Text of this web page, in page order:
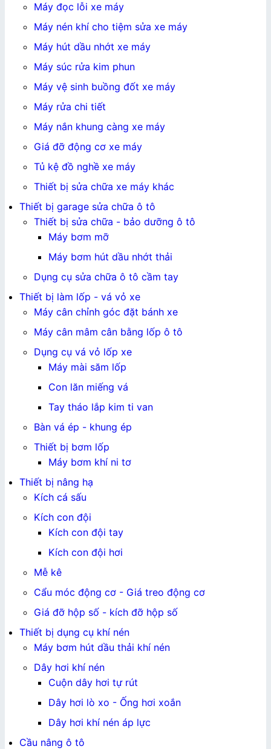
Máy đọc lỗi xe máy
Máy nén khí cho tiệm sửa xe máy
Máy hút dầu nhớt xe máy
Máy súc rửa kim phun
Máy vệ sinh buồng đốt xe máy
Máy rửa chi tiết
Máy nắn khung càng xe máy
Giá đỡ động cơ xe máy
Tủ kệ đồ nghề xe máy
Thiết bị sửa chữa xe máy khác
Thiết bị garage sửa chữa ô tô
Thiết bị sửa chữa - bảo dưỡng ô tô
Máy bơm mỡ
Máy bơm hút dầu nhớt thải
Dụng cụ sửa chữa ô tô cầm tay
Thiết bị làm lốp - vá vỏ xe
Máy cân chỉnh góc đặt bánh xe
Máy cân mâm cân bằng lốp ô tô
Dụng cụ vá vỏ lốp xe
Máy mài săm lốp
Con lăn miếng vá
Tay tháo lắp kim ti van
Bàn vá ép - khung ép
Thiết bị bơm lốp
Máy bơm khí ni tơ
Thiết bị nâng hạ
Kích cá sấu
Kích con đội
Kích con đội tay
Kích con đội hơi
Mễ kê
Cẩu móc động cơ - Giá treo động cơ
Giá đỡ hộp số - kích đỡ hộp số
Thiết bị dụng cụ khí nén
Máy bơm hút dầu thải khí nén
Dây hơi khí nén
Cuộn dây hơi tự rút
Dây hơi lò xo - Ống hơi xoắn
Dây hơi khí nén áp lực
Cầu nâng ô tô